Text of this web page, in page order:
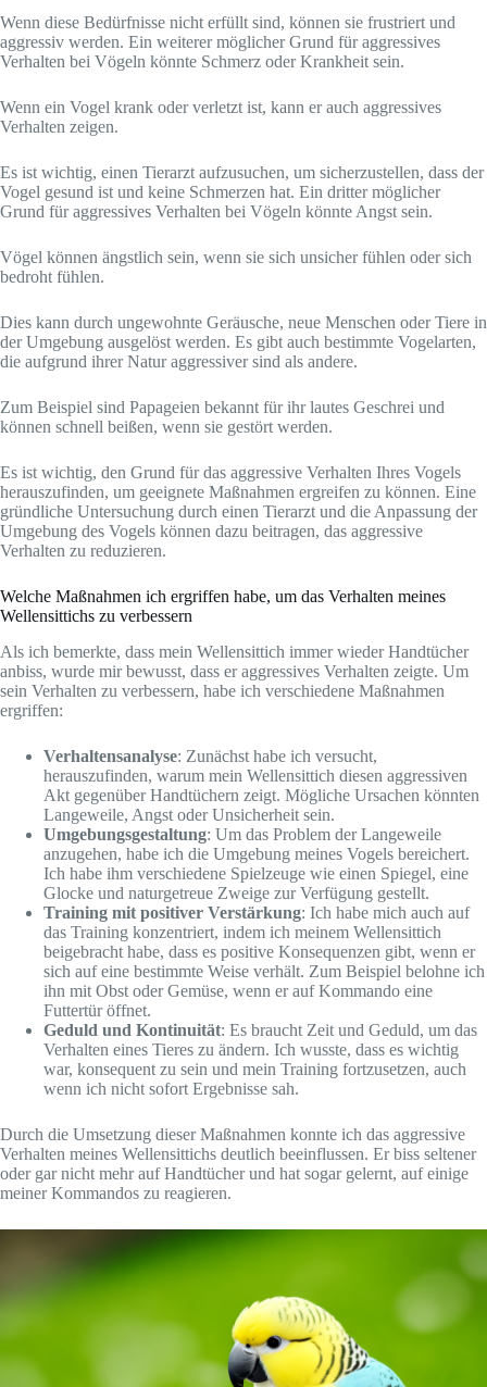
Wenn diese Bedürfnisse nicht erfüllt sind, können sie frustriert und
aggressiv werden. Ein weiterer möglicher Grund für aggressives
Verhalten bei Vögeln könnte Schmerz oder Krankheit sein.
Wenn ein Vogel krank oder verletzt ist, kann er auch aggressives
Verhalten zeigen.
Es ist wichtig, einen Tierarzt aufzusuchen, um sicherzustellen, dass der
Vogel gesund ist und keine Schmerzen hat. Ein dritter möglicher
Grund für aggressives Verhalten bei Vögeln könnte Angst sein.
Vögel können ängstlich sein, wenn sie sich unsicher fühlen oder sich
bedroht fühlen.
Dies kann durch ungewohnte Geräusche, neue Menschen oder Tiere in
der Umgebung ausgelöst werden. Es gibt auch bestimmte Vogelarten,
die aufgrund ihrer Natur aggressiver sind als andere.
Zum Beispiel sind Papageien bekannt für ihr lautes Geschrei und
können schnell beißen, wenn sie gestört werden.
Es ist wichtig, den Grund für das aggressive Verhalten Ihres Vogels
herauszufinden, um geeignete Maßnahmen ergreifen zu können. Eine
gründliche Untersuchung durch einen Tierarzt und die Anpassung der
Umgebung des Vogels können dazu beitragen, das aggressive
Verhalten zu reduzieren.
Welche Maßnahmen ich ergriffen habe, um das Verhalten meines
Wellensittichs zu verbessern
Als ich bemerkte, dass mein Wellensittich immer wieder Handtücher
anbiss, wurde mir bewusst, dass er aggressives Verhalten zeigte. Um
sein Verhalten zu verbessern, habe ich verschiedene Maßnahmen
ergriffen:
Verhaltensanalyse: Zunächst habe ich versucht,
herauszufinden, warum mein Wellensittich diesen aggressiven
Akt gegenüber Handtüchern zeigt. Mögliche Ursachen könnten
Langeweile, Angst oder Unsicherheit sein.
Umgebungsgestaltung: Um das Problem der Langeweile
anzugehen, habe ich die Umgebung meines Vogels bereichert.
Ich habe ihm verschiedene Spielzeuge wie einen Spiegel, eine
Glocke und naturgetreue Zweige zur Verfügung gestellt.
Training mit positiver Verstärkung: Ich habe mich auch auf
das Training konzentriert, indem ich meinem Wellensittich
beigebracht habe, dass es positive Konsequenzen gibt, wenn er
sich auf eine bestimmte Weise verhält. Zum Beispiel belohne ich
ihn mit Obst oder Gemüse, wenn er auf Kommando eine
Futtertür öffnet.
Geduld und Kontinuität: Es braucht Zeit und Geduld, um das
Verhalten eines Tieres zu ändern. Ich wusste, dass es wichtig
war, konsequent zu sein und mein Training fortzusetzen, auch
wenn ich nicht sofort Ergebnisse sah.
Durch die Umsetzung dieser Maßnahmen konnte ich das aggressive
Verhalten meines Wellensittichs deutlich beeinflussen. Er biss seltener
oder gar nicht mehr auf Handtücher und hat sogar gelernt, auf einige
meiner Kommandos zu reagieren.